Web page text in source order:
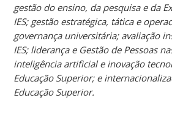
gestão do ensino, da pesquisa e da
IES; gestão estratégica, tática e
governança universitária; avaliação
IES; liderança e Gestão de Pessoas
inteligência artificial e inovação
Educação Superior; e
Educação Superior.